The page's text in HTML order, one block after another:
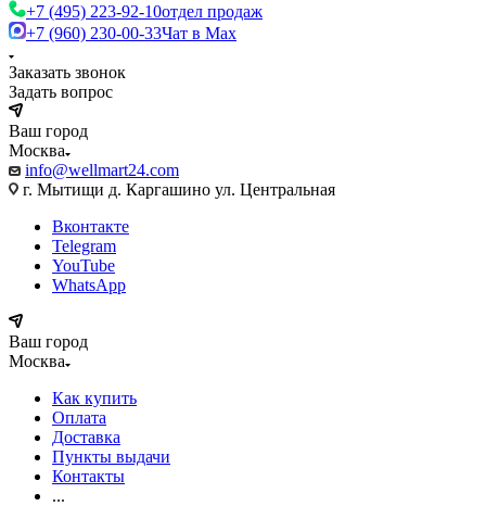
+7 (495) 223-92-10отдел продаж
+7 (960) 230-00-33Чат в Max
Заказать звонок
Задать вопрос
Ваш город
Москва
info@wellmart24.com
г. Мытищи д. Каргашино ул. Центральная
Вконтакте
Telegram
YouTube
WhatsApp
Ваш город
Москва
Как купить
Оплата
Доставка
Пункты выдачи
Контакты
...